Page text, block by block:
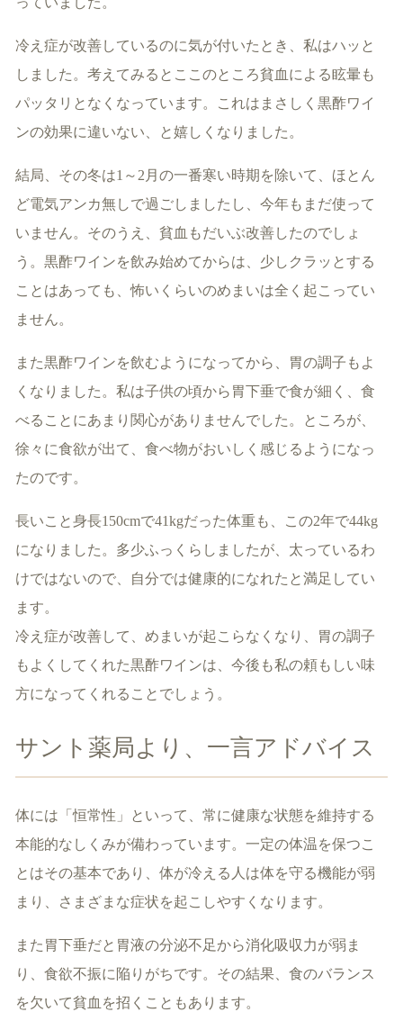
冷え症が改善しているのに気が付いたとき、私はハッと
しました。考えてみるとここのところ貧血による眩暈も
パッタリとなくなっています。これはまさしく黒酢ワイ
ンの効果に違いない、と嬉しくなりました。
結局、その冬は1～2月の一番寒い時期を除いて、ほとん
ど電気アンカ無しで過ごしましたし、今年もまだ使って
いません。そのうえ、貧血もだいぶ改善したのでしょ
う。黒酢ワインを飲み始めてからは、少しクラッとする
ことはあっても、怖いくらいのめまいは全く起こってい
ません。
また黒酢ワインを飲むようになってから、胃の調子もよ
くなりました。私は子供の頃から胃下垂で食が細く、食
べることにあまり関心がありませんでした。ところが、
徐々に食欲が出て、食べ物がおいしく感じるようになっ
たのです。
長いこと身長150cmで41kgだった体重も、この2年で44kg
になりました。多少ふっくらしましたが、太っているわ
けではないので、自分では健康的になれたと満足してい
ます。
冷え症が改善して、めまいが起こらなくなり、胃の調子
もよくしてくれた黒酢ワインは、今後も私の頼もしい味
方になってくれることでしょう。
サント薬局より、一言アドバイス
体には「恒常性」といって、常に健康な状態を維持する
本能的なしくみが備わっています。一定の体温を保つこ
とはその基本であり、体が冷える人は体を守る機能が弱
まり、さまざまな症状を起こしやすくなります。
また胃下垂だと胃液の分泌不足から消化吸収力が弱ま
り、食欲不振に陥りがちです。その結果、食のバランス
を欠いて貧血を招くこともあります。